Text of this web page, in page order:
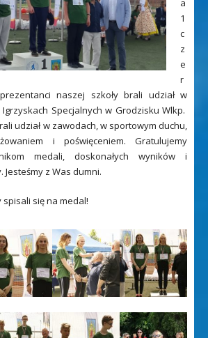
a
1
c
z
e
r
naszej szkoły brali udział w
Specjalnych w Grodzisku Wlkp.
udział w zawodach, w sportowym duchu,
i poświęceniem. Gratulujemy
medali, doskonałych wyników i
Jesteśmy z Was dumni.
się na medal!